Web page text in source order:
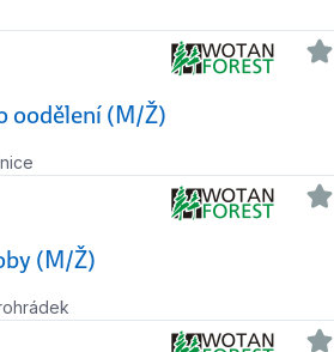
oodělení (M/Ž)
(M/Ž)